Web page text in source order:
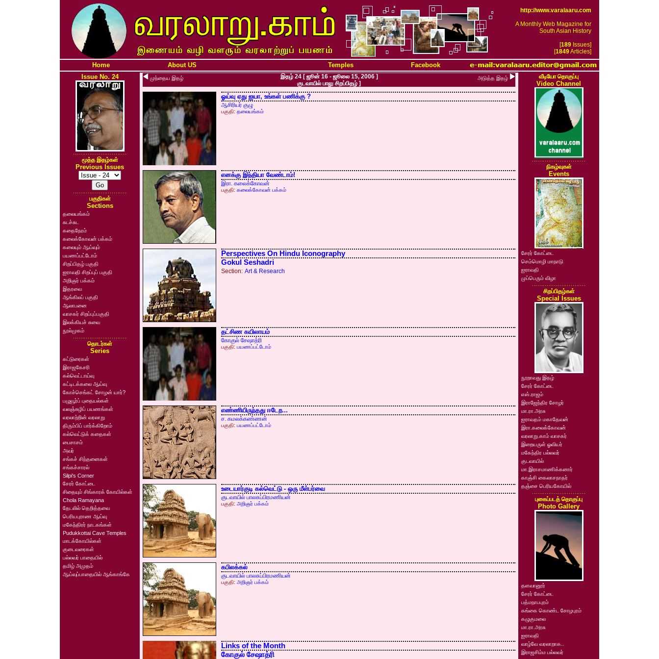
http://www.varalaaru.com
A Monthly Web Magazine for
South Asian History
[189Issues]
[1849Articles]
Home About US Temples
Facebook
Issue No. 24
மூத்த இதழ்கள்
Previous Issues
பகுதிகள்
Sections
தலையங்கம்
சுடச்சுட
கதைநேரம்
கலைக்கோவன் பக்கம்
கலையும் ஆய்வும்
பயணப்பட்டோம்
சிறப்பிதழ் பகுதி
ஐராவதி சிறப்புப் பகுதி
அறிஞர் பக்கம்
இதரவை
ஆங்கிலப் பகுதி
ஆலாபனை
வாசகர் சிறப்புப்பகுதி
இலக்கியச் சுவை
நூல்முகம்
தொடர்கள்
Series
கட்டுரைகள்
இராஜகேசரி
கல்வெட்டாய்வு
கட்டிடக்கலை ஆய்வு
கோச்செங்கட் சோழன் யார்?
பழுவூர்ப் புதையல்கள்
வலஞ்சுழிப் பயணங்கள்
வரலாற்றின் வரலாறு
திரும்பிப் பார்க்கிறோம்
கல்வெட்டுக் கதைகள்
பைசாசம்
அவர்
சங்கச் சிந்தனைகள்
சங்கச்சாரல்
Silpi's Corner
சேரர் கோட்டை
சிதையும் சிங்காரக் கோயில்கள்
Chola Ramayana
தேடலில் தெறித்தவை
பெரியபுராண ஆய்வு
மகேந்திரர் நாடகங்கள்
Pudukkottai Cave Temples
மாடக்கோயில்கள்
குடைவரைகள்
பல்லவர் பாதையில்
தமிழ் அமுதம்
ஆய்வுப்பாதையில் ஆங்காங்கே
முந்தைய இதழ்
இதழ் 24 [ ஜூன் 16 - ஜூலை 15, 2006 ]
குடவாயில் பாலு சிறப்பிதழ் ]
அடுத்த இதழ்
ஓய்வு ஏது ஐயா, உங்கள் பணிக்கு ?
ஆசிரியர் குழு
பகுதி: தலையங்கம்
எனக்கு இந்தியா வேண்டாம்!
இரா. கலைக்கோவன்
பகுதி: கலைக்கோவன் பக்கம்
Perspectives On Hindu Iconography
Gokul Seshadri
Section: Art & Research
தட்சிண கயிலாயம்
கோகுல் சேஷாத்ரி
பகுதி: பயணப்பட்டோம்
எண்ணியிருந்தது ஈடேற...
ச. கமலக்கண்ணன்
பகுதி: பயணப்பட்டோம்
உடையார்குடி கல்வெட்டு - ஒரு மீள்பர்வை
குடவாயில் பாலசுப்பிரமணியன்
பகுதி: அறிஞர் பக்கம்
கபிலக்கல்
குடவாயில் பாலசுப்பிரமணியன்
பகுதி: அறிஞர் பக்கம்
Links of the Month
கோகுல் சேஷாத்ரி
வீடியோ தொகுப்பு
Video Channel
நிகழ்வுகள்
Events
சேரர் கோட்டை
செம்மொழி மாநாடு
ஐராவதி
முப்பெரும் விழா
சிறப்பிதழ்கள்
Special Issues
நூறாவது இதழ்
சேரர் கோட்டை
எஸ்.ராஜம்
இராஜேந்திர சோழர்
மா.ரா.அரசு
ஐராவதம் மகாதேவன்
இரா.கலைக்கோவன்
வரலாறு.காம் வாசகர்
இறையருள் ஓவியர்
மகேந்திர பல்லவர்
குடவாயில்
மா.இராசமாணிக்கனார்
காஞ்சி கைலாசநாதர்
தஞ்சை பெரியகோயில்
புகைப்படத் தொகுப்பு
Photo Gallery
தளவானூர்
சேரர் கோட்டை
பத்மநாபபுரம்
கங்கை கொண்ட சோழபுரம்
கழுகுமலை
மா.ரா.அரசு
ஐராவதி
வாழ்வே வரலாறாக..
இராஜசிம்ம பல்லவர்